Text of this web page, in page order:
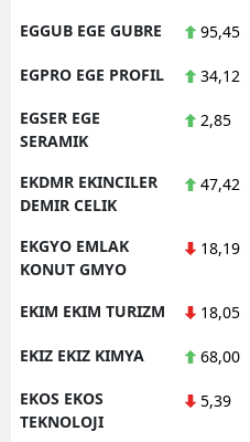
EGGUB EGE GUBRE 95,45
EGPRO EGE PROFIL 34,12
EGSER EGE
SERAMIK
2,85
EKDMR EKINCILER
DEMIR CELIK
47,42
EKGYO EMLAK
KONUT GMYO
18,19
EKIM EKIM TURIZM 18,05
EKIZ EKIZ KIMYA 68,00
EKOS EKOS
TEKNOLOJI
5,39